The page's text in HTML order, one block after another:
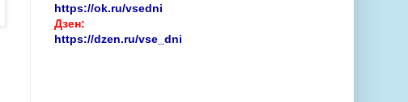
https://ok.ru/vsedni
Дзен:
https://dzen.ru/vse_dni